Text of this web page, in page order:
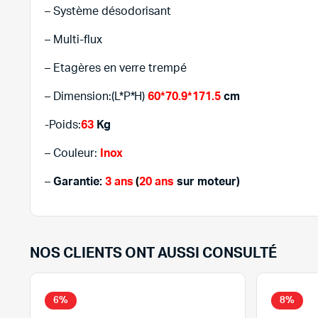
– Système désodorisant
– Multi-flux
– Etagères en verre trempé
– Dimension:(L*P*H)60*70.9*171.5 cm
-Poids:63Kg
– Couleur: Inox
–Garantie: 3 ans(20 ans sur moteur)
NOS CLIENTS ONT AUSSI CONSULTÉ
6% 8%